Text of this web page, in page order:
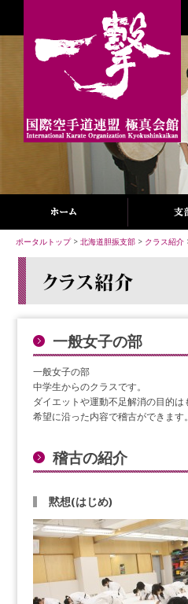
ポータルトップ> 北海道胆振支部 > クラス紹介
一般女子の部
一般女子の部
中学生からのクラスです。
ダイエットや運動不足解消の目的
希望に沿った内容で稽古ができます。
稽古の紹介
黙想(はじめ)